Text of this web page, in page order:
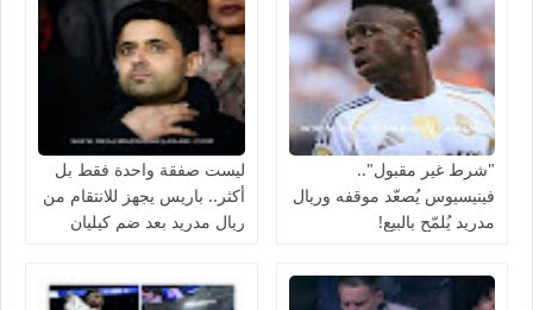
"شرط غير مقبول"..
فينيسيوس يُصعّد موقفه وريال
مدريد يُلمّح بالبيع!
ليست صفقة واحدة فقط بل
أكثر.. باريس يجهز للانتقام من
ريال مدريد بعد ضم كيليان